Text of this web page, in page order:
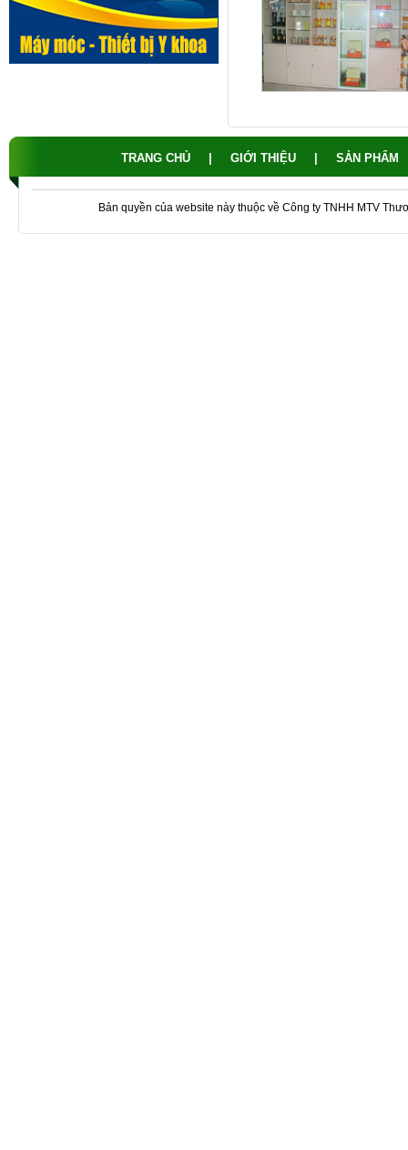
TRANG CHỦ GIỚI THIỆU SẢN PHẨM
Bản quyền của website này thuộc về Công ty TNHH MTV